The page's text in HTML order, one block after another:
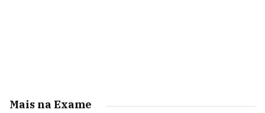
Mais na Exame